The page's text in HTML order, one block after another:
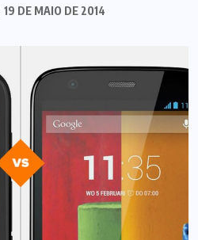
19 DE MAIO DE 2014